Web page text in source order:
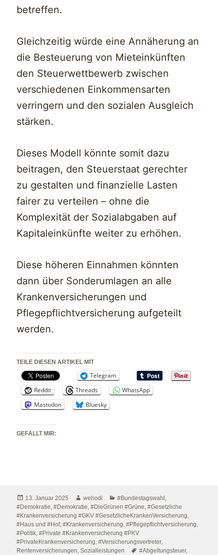
betreffen.
Gleichzeitig würde eine Annäherung an
die Besteuerung von Mieteinkünften
den Steuerwettbewerb zwischen
verschiedenen Einkommensarten
verringern und den sozialen Ausgleich
stärken.
Dieses Modell könnte somit dazu
beitragen, den Steuerstaat gerechter
zu gestalten und finanzielle Lasten
fairer zu verteilen – ohne die
Komplexität der Sozialabgaben auf
Kapitaleinkünfte weiter zu erhöhen.
Diese höheren Einnahmen könnten
dann über Sonderumlagen an alle
Krankenversicherungen und
Pflegepflichtversicherung aufgeteilt
werden.
TEILE DIESEN ARTIKEL MIT
Telegram
Reddit
Threads
WhatsApp
Mastodon
Bluesky
GEFÄLLT MIR:
Veröffentlicht
am
13. Januar 2025 Autor
wehodi Kategorien
#Bundestagswahl ,
#Demokratie,#Demokratie,#DieGrünen #Grüne,#Gesetzliche
#Krankenversicherung #GKV #GesetzlicheKrankenVersicherung,
#Haus und #Hof,#Krankenversicherung,#Pflegepflichtversicherung,
#Politik,#Private #Krankenversicherung #PKV
#PrivateKrankenversicherung,#Versicherungsvertreter,
Rentenversicherungen,Sozialleistungen Schlagwörter
#Abgeltungsteuer,